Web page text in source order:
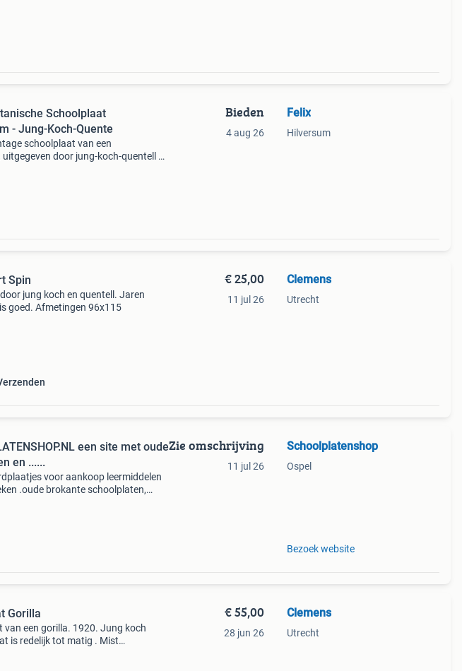
Schoolplaat
- Jung-Koch-Quente
schoolplaat van een
door jung-koch-quentell en
Bieden
4 aug 26
Felix
Hilversum
Spin
jung koch en quentell. Jaren
goed. Afmetingen 96x115
€ 25,00
11 jul 26
Clemens
Utrecht
een site met oude
en ......
voor aankoop leermiddelen
.oude brokante schoolplaten,
Zie omschrijving
11 jul 26
Schoolplatenshop
Ospel
Bezoek website
Gorilla
van een gorilla. 1920. Jung koch
is redelijk tot matig . Mist
€ 55,00
28 jun 26
Clemens
Utrecht